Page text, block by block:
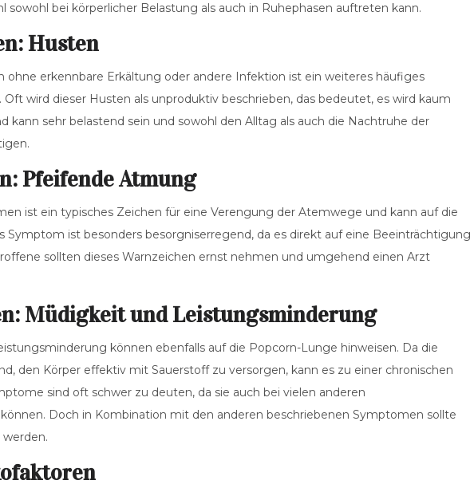
sowohl bei körperlicher Belastung als auch in Ruhephasen auftreten kann.
Husten
ohne erkennbare Erkältung oder andere Infektion ist ein weiteres häufiges
wird dieser Husten als unproduktiv beschrieben, das bedeutet, es wird kaum
kann sehr belastend sein und sowohl den Alltag als auch die Nachtruhe der
Pfeifende Atmung
ist ein typisches Zeichen für eine Verengung der Atemwege und kann auf die
Symptom ist besonders besorgniserregend, da es direkt auf eine Beeinträchtigung
sollten dieses Warnzeichen ernst nehmen und umgehend einen Arzt
Müdigkeit und Leistungsminderung
können ebenfalls auf die Popcorn-Lunge hinweisen. Da die
den Körper effektiv mit Sauerstoff zu versorgen, kann es zu einer chronischen
sind oft schwer zu deuten, da sie auch bei vielen anderen
Doch in Kombination mit den anderen beschriebenen Symptomen sollte